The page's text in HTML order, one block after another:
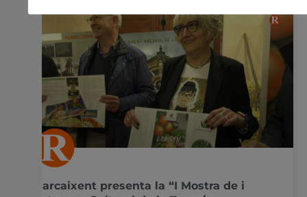
Carcaixent presenta la “I Mostra de i